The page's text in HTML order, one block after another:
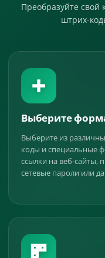
Преобразуйте свой
штрих-
Выберите
Выберите из
коды и специальные
ссылки на веб-сайты,
сетевые пароли или